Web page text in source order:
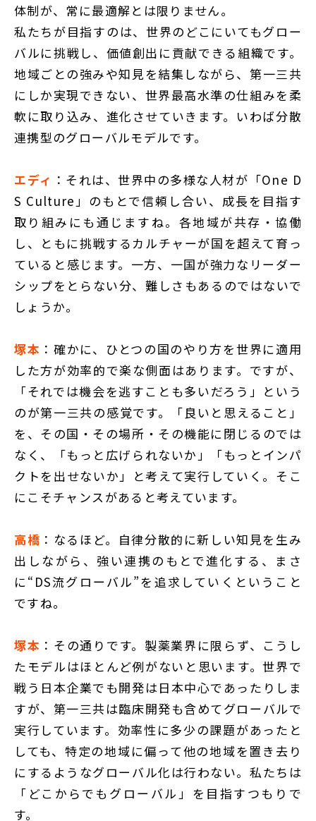
体制が、常に最適解とは限りません。
私たちが目指すのは、世界のどこにいてもグロー
バルに挑戦し、価値創出に貢献できる組織です。
地域ごとの強みや知見を結集しながら、第一三共
にしか実現できない、世界最高水準の仕組みを柔
軟に取り込み、進化させていきます。いわば分散
連携型のグローバルモデルです。
エディ ：それは、世界中の多様な人材が「One D
S Culture」のもとで信頼し合い、成長を目指す
取り組みにも通じますね。各地域が共存・協働
し、ともに挑戦するカルチャーが国を超えて育っ
ていると感じます。一方、一国が強力なリーダー
シップをとらない分、難しさもあるのではないで
しょうか。
塚本 ：確かに、ひとつの国のやり方を世界に適用
した方が効率的で楽な側面はあります。ですが、
「それでは機会を逃すことも多いだろう」という
のが第一三共の感覚です。「良いと思えること」
を、その国・その場所・その機能に閉じるのでは
なく、「もっと広げられないか」「もっとインパ
クトを出せないか」と考えて実行していく。そこ
にこそチャンスがあると考えています。
高橋 ：なるほど。自律分散的に新しい知見を生み
出しながら、強い連携のもとで進化する、まさ
に“DS流グローバル”を追求していくということ
ですね。
塚本 ：その通りです。製薬業界に限らず、こうし
たモデルはほとんど例がないと思います。世界で
戦う日本企業でも開発は日本中心であったりしま
すが、第一三共は臨床開発も含めてグローバルで
実行しています。効率性に多少の課題があったと
しても、特定の地域に偏って他の地域を置き去り
にするようなグローバル化は行わない。私たちは
「どこからでもグローバル」を目指すつもりで
す。